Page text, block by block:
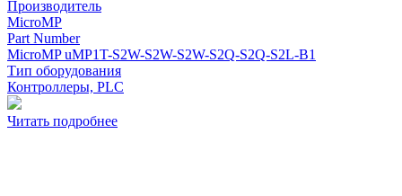
Производитель
MicroMP
Part Number
MicroMP uMP1T-S2W-S2W-S2W-S2Q-S2Q-S2L-B1
Тип оборудования
Контроллеры, PLC
Читать подробнее